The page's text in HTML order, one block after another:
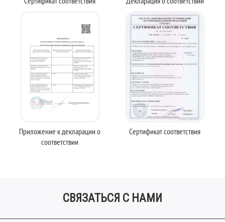
Приложение к декларации о
соответствии
Сертификат соответствия
СВЯЗАТЬСЯ С НАМИ